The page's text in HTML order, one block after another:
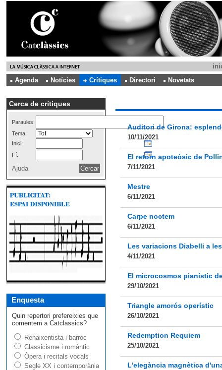
Agenda
Notícies Crítiques Directori Novetats
Cerca de crítiques
Paraules:
Tema:
Inici:
Fí:
Ajuda
Enquesta
Quin repertori prefereixies que
comentem a Catclassics?
Renaixentista i barroc
Classicisme i romàntic
Òpera i recitals vocals
Segle XX i contemporània
Auditori de Girona:
10/11/2021
El retorn apoteòsic de
7/11/2021
Mestre
6/11/2021
Carpe noctem
6/11/2021
Les variacions Diabelli a
4/11/2021
El microcosmos pianístic
29/10/2021
Triangle amorós operístic
26/10/2021
Redemption Requiem
25/10/2021
L'elegància magnètica